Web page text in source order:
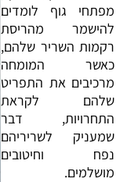
מפתחי גוף לומדים
להישמר מהריסת
רקמות השריר שלהם,
כאשר המומחה
מרכיבים את התפריט
שלהם לקראת
התחרויות, דבר
שמעניק לשריריהם
נפח וחיטובים
מושלמים.